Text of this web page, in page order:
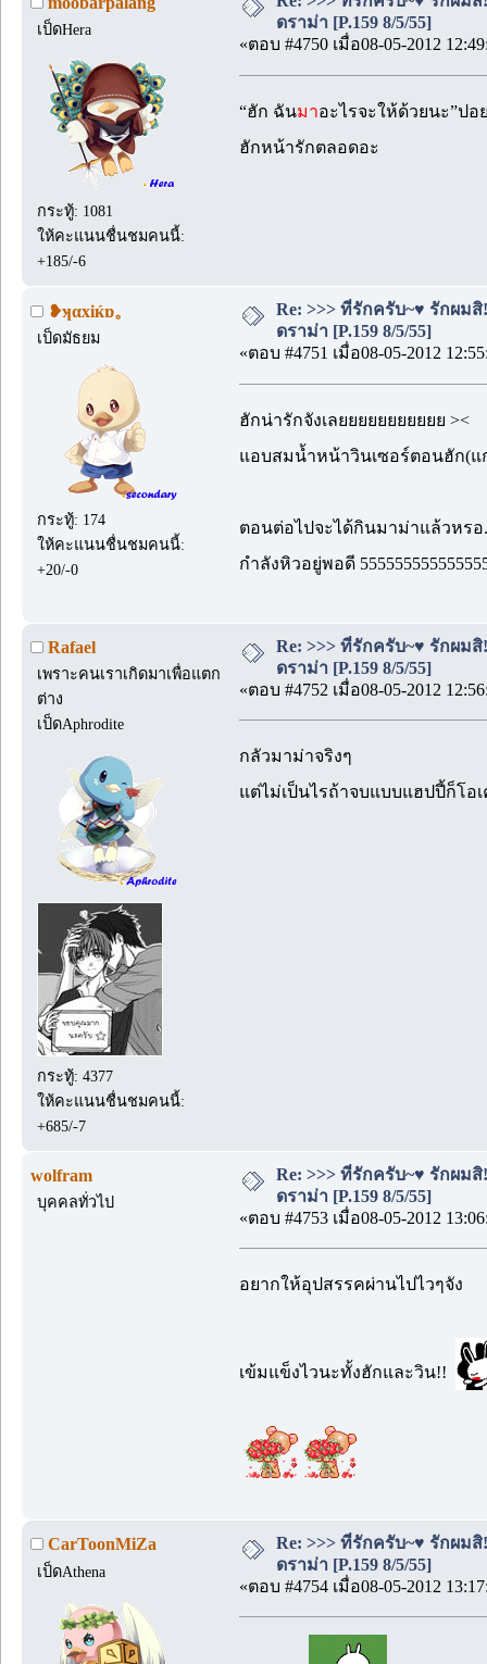
เป็ดHera
กระทู้: 1081
ให้คะแนนชื่นชมคนนี้:
+185/-6
ดราม่า [P.159 8/5/55]
«ตอบ #4750 เมื่อ08-05-2012
“ฮัก ฉันมาอะไรจะให้ด้วยนะ”ป
ฮักหน้ารักตลอดอะ
❥ʞαxiќɒ。
เป็ดมัธยม
กระทู้: 174
ให้คะแนนชื่นชมคนนี้:
+20/-0
Re: >>> ที่รักครับ~♥ รักผม
ดราม่า [P.159 8/5/55]
«ตอบ #4751 เมื่อ08-05-2012
ฮักน่ารักจังเลยยยยยยยยยยย ><
แอบสมน้ำหน้าวินเซอร์ตอนฮัก(แก
ตอนต่อไปจะได้กินมาม่าแล้วหรอ
กำลังหิวอยู่พอดี
Rafael
เพราะคนเราเกิดมาเพื่อแตก
ต่าง
เป็ดAphrodite
กระทู้: 4377
ให้คะแนนชื่นชมคนนี้:
+685/-7
Re: >>> ที่รักครับ~♥ รักผม
ดราม่า [P.159 8/5/55]
«ตอบ #4752 เมื่อ08-05-2012
กลัวมาม่าจริงๆ
แต่ไม่เป็นไรถ้าจบแบบแฮปปี้ก็โอเ
wolfram
บุคคลทั่วไป
Re: >>> ที่รักครับ~♥ รักผม
ดราม่า [P.159 8/5/55]
«ตอบ #4753 เมื่อ08-05-2012
อยากให้อุปสรรคผ่านไปไวๆจัง
เข้มแข็งไวนะทั้งฮักและวิน!!
CarToonMiZa
เป็ดAthena
Re: >>> ที่รักครับ~♥ รักผม
ดราม่า [P.159 8/5/55]
«ตอบ #4754 เมื่อ08-05-2012